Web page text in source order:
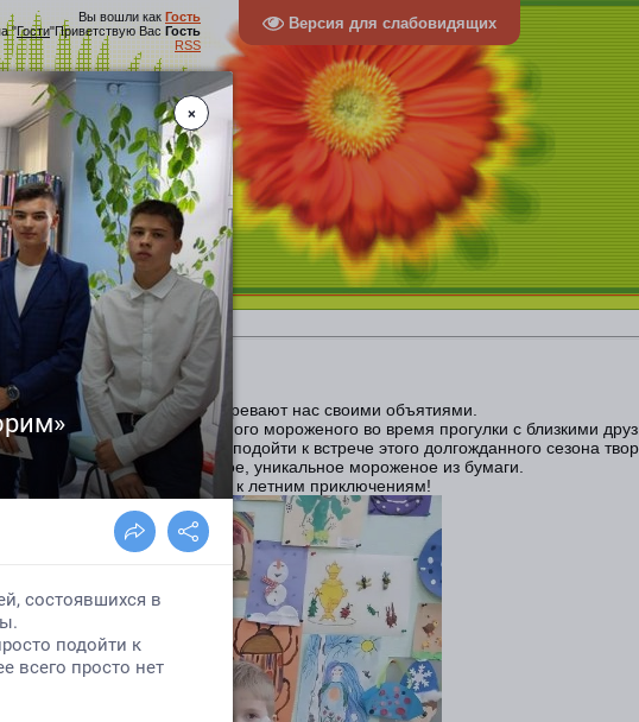
Версия для слабовидящих
Вы вошли как Гость
"Гости"Приветствую Вас Гость
RSS
села
и ласковые лучи солнца согревают нас своими объятиями.
рожком восхитительного мороженого во время прогулки с близкими
«Детвора» решила подойти к встрече этого долгожданного сезона
чтобы создать собственное, уникальное мороженое из бумаги.
символом их готовности к летним приключениям!